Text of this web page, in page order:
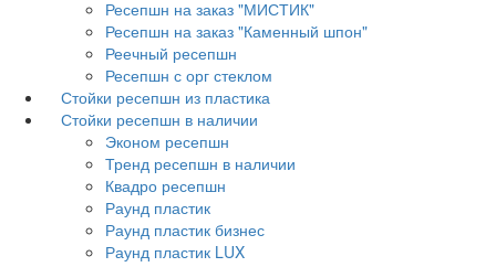
Ресепшн на заказ "МИСТИК"
Ресепшн на заказ "Каменный шпон"
Реечный ресепшн
Ресепшн с орг стеклом
Стойки ресепшн из пластика
Стойки ресепшн в наличии
Эконом ресепшн
Тренд ресепшн в наличии
Квадро ресепшн
Раунд пластик
Раунд пластик бизнес
Раунд пластик LUX